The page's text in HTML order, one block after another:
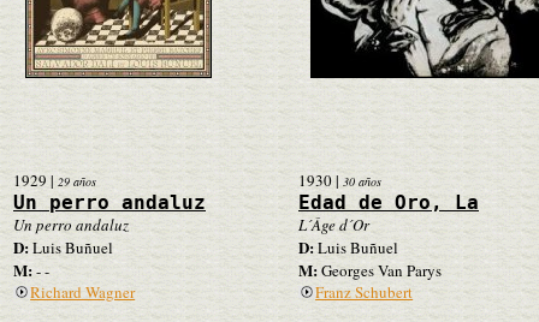
1929 | 29 años
Un perro andaluz
Un perro andaluz
D:Luis Buñuel
M:- -
Richard Wagner
1930| 30 años
Edad de Oro, La
L´Âge d´Or
D:Luis Buñuel
M: Georges Van Parys
Franz Schubert